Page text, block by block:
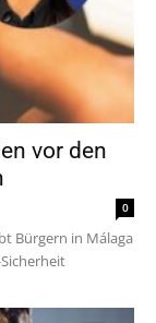
vor den
0
Bürgern in Málaga